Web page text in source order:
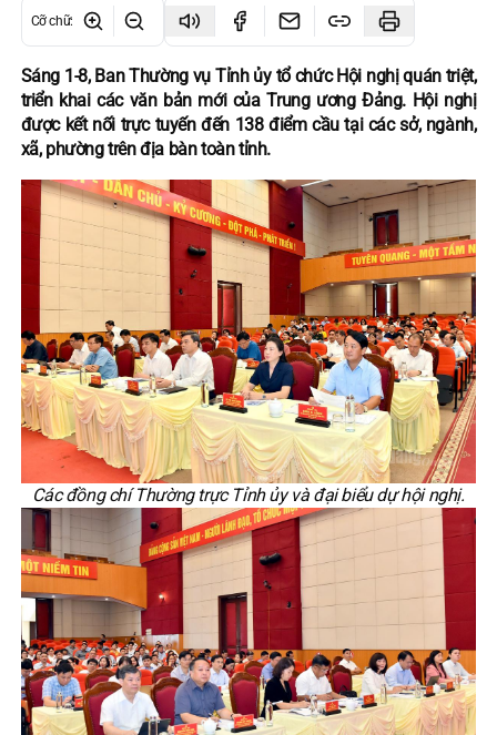
Cỡ chữ:
Sáng 1-8, Ban Thường vụ Tỉnh ủy tổ chức Hội nghị quán triệt,
triển khai các văn bản mới của Trung ương Đảng. Hội nghị
được kết nối trực tuyến đến 138 điểm cầu tại các sở, ngành,
xã, phường trên địa bàn toàn tỉnh.
Các đồng chí Thường trực Tỉnh ủy và đại biểu dự hội nghị.